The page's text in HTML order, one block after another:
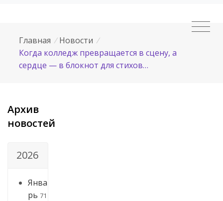
Главная / Новости /
Когда колледж превращается в сцену, а
сердце — в блокнот для стихов…
Архив
новостей
2026
Янва
рь 71